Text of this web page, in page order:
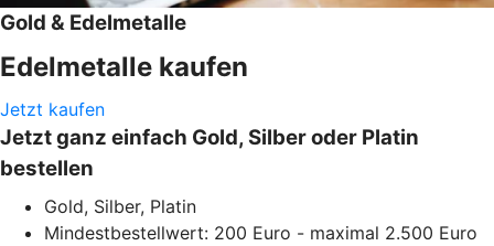
Gold & Edelmetalle
Edelmetalle kaufen
Jetzt kaufen
Jetzt ganz einfach Gold, Silber oder Platin
bestellen
Gold, Silber, Platin
Mindestbestellwert: 200 Euro - maximal 2.500 Euro